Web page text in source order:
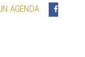
AGENDA